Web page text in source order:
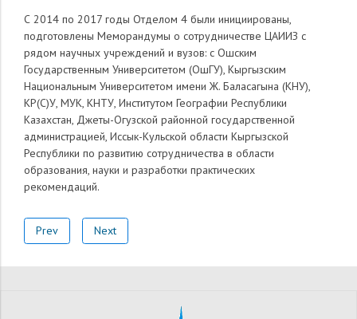
С 2014 по 2017 годы Отделом 4 были инициированы,
подготовлены Меморандумы о сотрудничестве ЦАИИЗ с
рядом научных учреждений и вузов: с Ошским
Государственным Университетом (ОшГУ), Кыргызским
Национальным Университетом имени Ж. Баласагына (КНУ),
КР(С)У, МУК, КНТУ, Институтом Географии Республики
Казахстан, Джеты-Огузской районной государственной
администрацией, Иссык-Кульской области Кыргызской
Республики по развитию сотрудничества в области
образования, науки и разработки практических
рекомендаций.
Prev Next